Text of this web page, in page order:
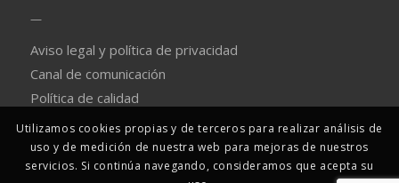
—
Aviso legal y política de privacidad
Canal de comunicación
Política de calidad
Utilizamos cookies propias y de terceros para realizar análisis de
uso y de medición de nuestra web para mejoras de nuestros
servicios. Si continúa navegando, consideramos que acepta su